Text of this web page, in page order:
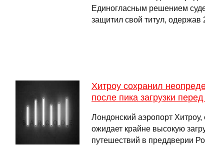
Единогласным решением
защитил свой титул,
Хитроу сохранил
после пика загрузки
Лондонский аэропорт
ожидает крайне высокую
путешествий в преддверии